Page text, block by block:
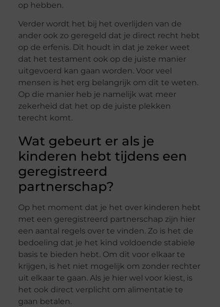
op hebben.
Verder wordt het bij het overlijden van de
ander ook zo geregeld dat je direct recht hebt
op de erfenis. Dit houdt in dat je zeker weet
dat het testament ook op de juiste manier
uitgevoerd kan gaan worden. Voor veel
mensen is het erg belangrijk om dit te weten.
Op die manier heb je namelijk wat meer
zekerheid dat het op de juiste plekken
terecht komt.
Wat gebeurt er als je
kinderen hebt tijdens een
geregistreerd
partnerschap?
Op het moment dat je het over kinderen hebt
met een geregistreerd partnerschap zijn hier
een aantal regels over te vinden. Zo is het de
bedoeling dat je het kind voldoende stabiele
basis te bieden hebt. Om dit voor elkaar te
krijgen, is het niet mogelijk om zonder rechter
uit elkaar te gaan. Als je hier wel voor kiest, is
het ook direct verplicht om alimentatie te
gaan betalen.